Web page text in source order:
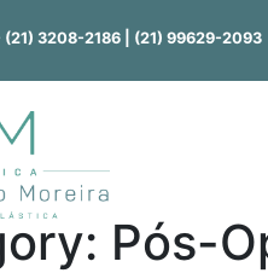
(21) 3208-2186 | (21) 99629-2093
Pós-